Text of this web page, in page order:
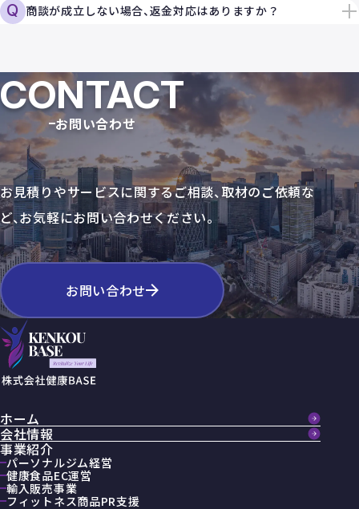
Q 商談が成立しない場合、返金対応はありますか？
CONTACT
お問い合わせ
お見積りやサービスに関するご相談、取材のご依頼な
ど、お気軽にお問い合わせください。
お問い合わせ
ホーム
会社情報
事業紹介
パーソナルジム経営
健康食品EC運営
輸入販売事業
フィットネス商品PR支援